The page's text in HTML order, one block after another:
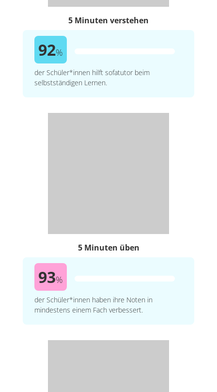
5 Minuten verstehen
92%
der Schüler*innen hilft sofatutor beim
selbstständigen Lernen.
5 Minuten üben
93%
der Schüler*innen haben ihre Noten in
mindestens einem Fach verbessert.